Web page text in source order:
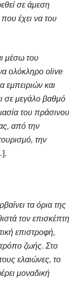
σε άμεση
έχει να του
μέσω του
ολόκληρο οlive
εμπειριών και
σε μεγάλο βαθμό
του πράσινου
από την
την
τα όρια της
τον επισκέπτη
επιστροφή,
ζωής. Στο
ελαιώνες, το
μοναδική